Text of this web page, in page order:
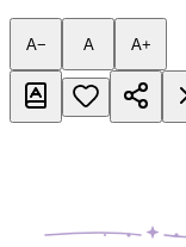
A− A A+